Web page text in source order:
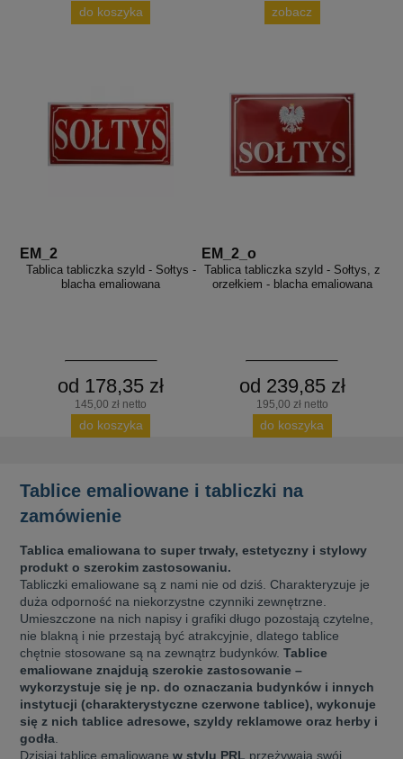
do koszyka zobacz
EM_2
Tablica tabliczka szyld - Sołtys -
blacha emaliowana
od 178,35 zł
145,00 zł netto
do koszyka
EM_2_o
Tablica tabliczka szyld - Sołtys, z
orzełkiem - blacha emaliowana
od 239,85 zł
195,00 zł netto
do koszyka
Tablice emaliowane i tabliczki na
zamówienie
Tablica emaliowana to super trwały, estetyczny i stylowy
produkt o szerokim zastosowaniu.
Tabliczki emaliowane są z nami nie od dziś. Charakteryzuje je
duża odporność na niekorzystne czynniki zewnętrzne.
Umieszczone na nich napisy i grafiki długo pozostają czytelne,
nie blakną i nie przestają być atrakcyjnie, dlatego tablice
chętnie stosowane są na zewnątrz budynków.Tablice
emaliowane znajdują szerokie zastosowanie –
wykorzystuje się je np. do oznaczania budynków i innych
instytucji (charakterystyczne czerwone tablice), wykonuje
się z nich tablice adresowe, szyldy reklamowe oraz herby i
godła
Dzisiaj tablice emaliowanew stylu PRL przeżywają swój